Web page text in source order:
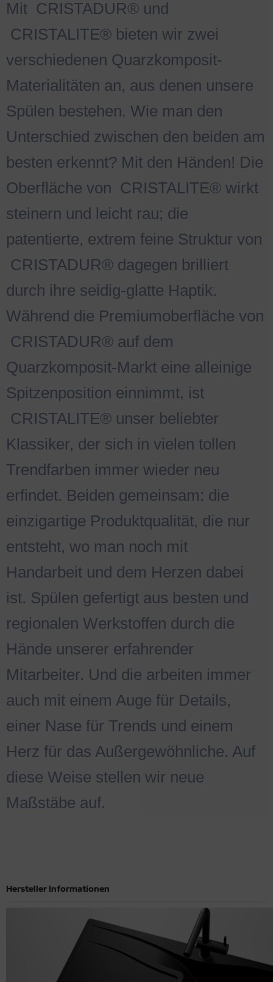
Mit CRISTADUR® und
CRISTALITE® bieten wir zwei
verschiedenen Quarzkomposit-
Materialitäten an, aus denen unsere
Spülen bestehen. Wie man den
Unterschied zwischen den beiden am
besten erkennt? Mit den Händen! Die
Oberfläche von CRISTALITE® wirkt
steinern und leicht rau; die
patentierte, extrem feine Struktur von
CRISTADUR® dagegen brilliert
durch ihre seidig-glatte Haptik.
Während die Premiumoberfläche von
CRISTADUR® auf dem
Quarzkomposit-Markt eine alleinige
Spitzenposition einnimmt, ist
CRISTALITE® unser beliebter
Klassiker, der sich in vielen tollen
Trendfarben immer wieder neu
erfindet. Beiden gemeinsam: die
einzigartige Produktqualität, die nur
entsteht, wo man noch mit
Handarbeit und dem Herzen dabei
ist. Spülen gefertigt aus besten und
regionalen Werkstoffen durch die
Hände unserer erfahrender
Mitarbeiter. Und die arbeiten immer
auch mit einem Auge für Details,
einer Nase für Trends und einem
Herz für das Außergewöhnliche. Auf
diese Weise stellen wir neue
Maßstäbe auf.
Hersteller Informationen